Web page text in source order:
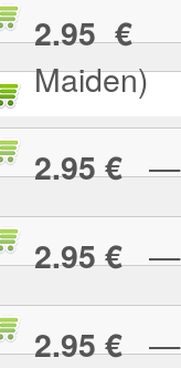
2.95 €—
Maiden)
2.95 €—
2.95 €—
2.95 €—